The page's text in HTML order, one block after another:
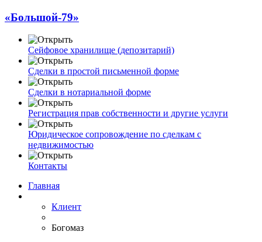
«Большой-79»
Сейфовое хранилище (депозитарий)
Сделки в простой письменной форме
Сделки в нотариальной форме
Регистрация прав собственности и другие услуги
Юридическое сопровождение по сделкам с
недвижимостью
Контакты
Главная
Клиент
Богомаз